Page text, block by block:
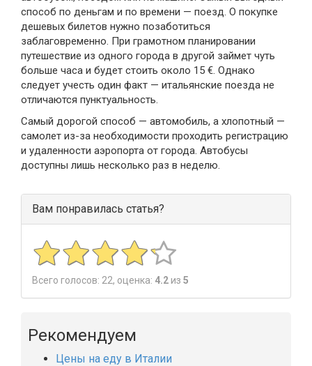
способ по деньгам и по времени — поезд. О покупке
дешевых билетов нужно позаботиться
заблаговременно. При грамотном планировании
путешествие из одного города в другой займет чуть
больше часа и будет стоить около 15 €. Однако
следует учесть один факт — итальянские поезда не
отличаются пунктуальность.
Самый дорогой способ — автомобиль, а хлопотный —
самолет из-за необходимости проходить регистрацию
и удаленности аэропорта от города. Автобусы
доступны лишь несколько раз в неделю.
Вам понравилась статья?
Всего голосов: 22, оценка: 4.2 из 5
Рекомендуем
Цены на еду в Италии